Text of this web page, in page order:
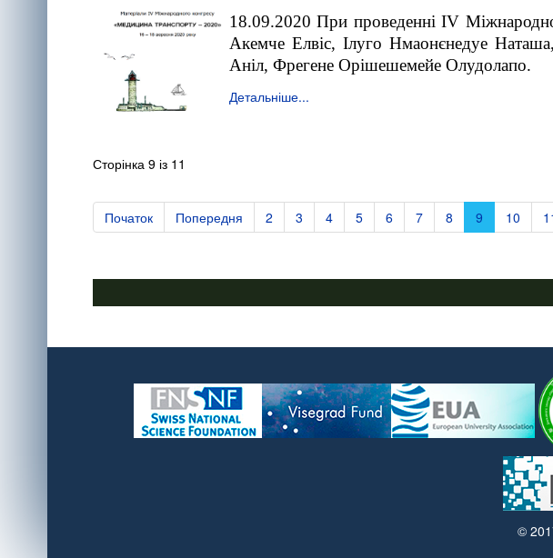
18.09.2020 При проведенні IV
Акемче Елвіс, Ілуго Нмаонєнедуе
Аніл, Фрегене Орішешемейе Олудолапо.
Детальніше...
Сторінка 9 із 11
Початок Попередня 2 3 4 5 6 7 8 9 10
©